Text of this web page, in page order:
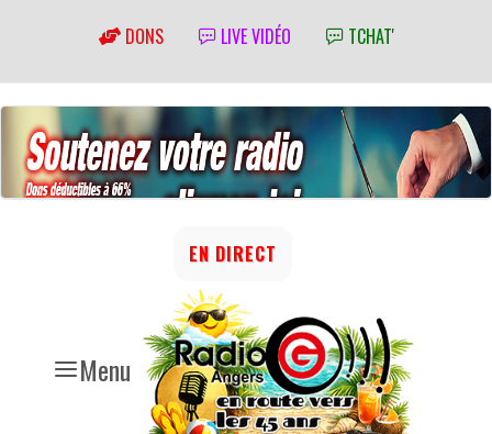
DONS LIVE VIDÉO TCHAT'
Menu
EN DIRECT